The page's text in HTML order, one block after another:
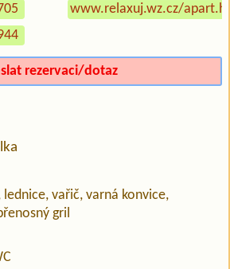
www.relaxuj.wz.cz/
rezervaci/dotaz
lednice, vařič, varná konvice,
gril